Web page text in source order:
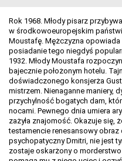
Rok 1968. Młody pisarz
w środkowoeuropejskim
Moustafę. Mężczyzna
posiadanie tego niegdyś
1932. Młody Moustafa
bajecznie położonym hotelu.
doświadczonego konsjerża
mistrzem. Nienaganne maniery,
przychylność bogatych dam,
nocami. Pewnego dnia umiera
zażyła znajomość. Okazuje się,
testamencie renesansowy
psychopatyczny Dmitri, nie jest
zostaje oskarżony o